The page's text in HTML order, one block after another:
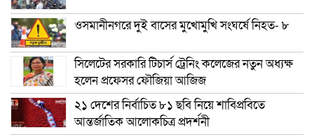
ওসমানীনগরে দুই বাসের মুখোমুখি সংঘর্ষে নিহত- ৮
সিলেটের সরকারি টিচার্স ট্রেনিং কলেজের নতুন অধ্যক্ষ
হলেন প্রফেসর ফৌজিয়া আজিজ
২১ দেশের নির্বাচিত ৮১ ছবি নিয়ে শাবিপ্রবিতে
আন্তর্জাতিক আলোকচিত্র প্রদর্শনী